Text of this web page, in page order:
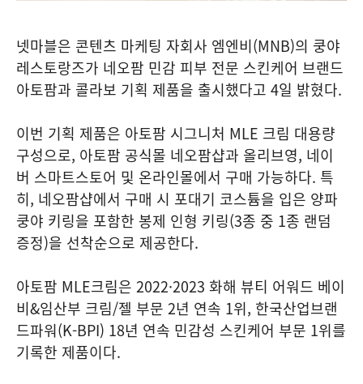
넷마블은 콘텐츠 마케팅 자회사 엠엔비(MNB)의 쿵야
레스토랑즈가 네오팜 민감 피부 전문 스킨케어 브랜드
아토팜과 콜라보 기획 제품을 출시했다고 4일 밝혔다.
이번 기획 제품은 아토팜 시그니처 MLE 크림 대용량
구성으로, 아토팜 공식몰 네오팜샵과 올리브영, 네이
버 스마트스토어 및 온라인몰에서 구매 가능하다. 특
히, 네오팜샵에서 구매 시 포대기 코스튬을 입은 양파
쿵야 키링을 포함한 봉제 인형 키링(3종 중 1종 랜덤
증정)을 선착순으로 제공한다.
아토팜 MLE크림은 2022·2023 화해 뷰티 어워드 베이
비&임산부 크림/젤 부문 2년 연속 1위, 한국산업브랜
드파워(K-BPI) 18년 연속 민감성 스킨케어 부문 1위를
기록한 제품이다.